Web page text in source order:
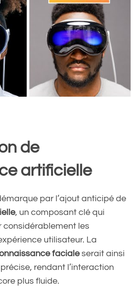
de
artificielle
par l’ajout anticipé de
, un composant clé qui
considérablement les
utilisateur. La
facialeserait ainsi
rendant l’interaction
plus fluide.